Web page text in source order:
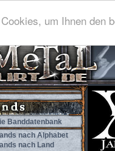
um Ihnen den
Banddatenbank
nach Alphabet
nach Land